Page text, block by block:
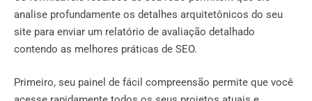
analise profundamente os detalhes arquitetônicos do seu
site para enviar um relatório de avaliação detalhado
contendo as melhores práticas de SEO.
Primeiro, seu painel de fácil compreensão permite que você